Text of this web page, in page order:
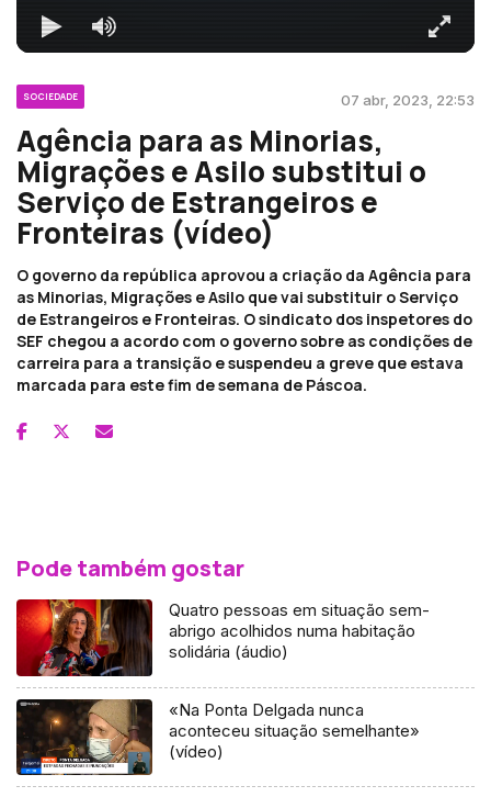
SOCIEDADE 07 abr, 2023, 22:53
Agência para as Minorias,
Migrações e Asilo substitui o
Serviço de Estrangeiros e
Fronteiras (vídeo)
O governo da república aprovou a criação da Agência para
as Minorias, Migrações e Asilo que vai substituir o Serviço
de Estrangeiros e Fronteiras. O sindicato dos inspetores do
SEF chegou a acordo com o governo sobre as condições de
carreira para a transição e suspendeu a greve que estava
marcada para este fim de semana de Páscoa.
Pode também gostar
Quatro pessoas em situação sem-
abrigo acolhidos numa habitação
solidária (áudio)
«Na Ponta Delgada nunca
aconteceu situação semelhante»
(vídeo)